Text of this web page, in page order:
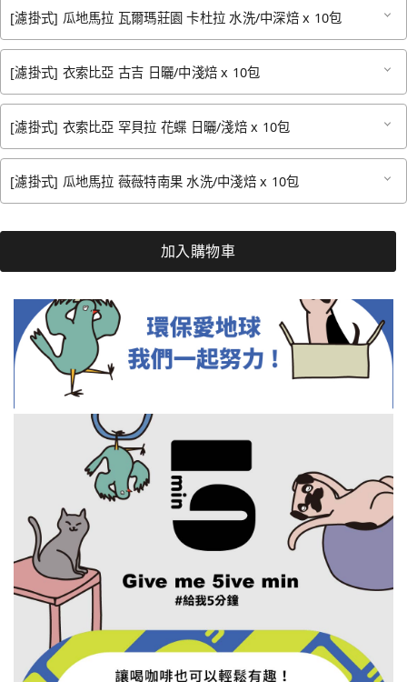
[濾掛式] 瓜地馬拉 瓦爾瑪莊園 卡杜拉 水洗/中深焙 x 10包
[濾掛式] 衣索比亞 古吉 日曬/中淺焙 x 10包
[濾掛式] 衣索比亞 罕貝拉 花蝶 日曬/淺焙 x 10包
[濾掛式] 瓜地馬拉 薇薇特南果 水洗/中淺焙 x 10包
加入購物車